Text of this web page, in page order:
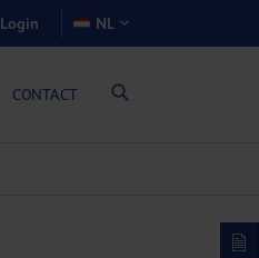
Login NL
CONTACT